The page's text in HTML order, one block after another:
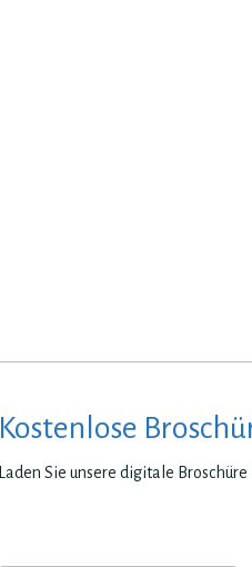
Kostenlose
Laden Sie unsere digitale